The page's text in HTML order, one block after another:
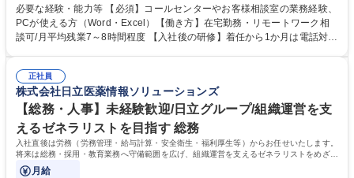
様相談室でのお仕事です。 日々お客様からいただくキリングループへのご
意見を、企業活動に活かしています。お客様からの声に迅速かつ誠意をも
って対応、情報提供するとともにグループ内活動に反映しています。 【具
平均100件前後■メール・手紙：同上40件前後 募集職種 中野本社【お客様
相談室】お客様のお声をもとにより良い商品づくりへ貢献
必要な経験・能力等 【必須】コールセンターやお客様相談室の業務経験、
PCが使える方（Word・Excel）【働き方】在宅勤務・リモートワーク相
談可/月平均残業7～8時間程度 【入社後の研修】着任から1か月は電話対応
すのでご安心ください。 【当社について】キリングループの広報機能を担
う会社として、お客様との出会いを大切にし、磨き上げたホスピタリティ
を込めてコミュニケーションをとりながら広報関連業務を行っておりま
す。 学歴・資格 学歴：大学院 大学 高専 短大 専修学校 高校 語学力： 資
格：
正社員
株式会社日立医薬情報ソリューションズ
【総務・人事】未経験歓迎/日立グループ/組織運営を支
えるゼネラリストを目指す 総務
入社直後は労務（労務管理・給与計算・安全衛生・福利厚生等）からお任せいたします。
将来は総務・採用・教育業務へ守備範囲を広げ、組織運営を支えるゼネラリストをめざせ
ます。
月給